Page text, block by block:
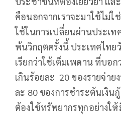
คือนอกจากเราจะมาใช้ไม่ใ
ใช้ในการเปลี่ยนผ่านประเ
พ้นวิกฤตครั้งนี้ ประเทศไทย
เรียกว่าใช้เต็มเพดาน ที่บอก
เกินร้อยละ 20 ของรายจ่า
ละ 80 ของการชำระต้นเงิน
ต้องใช้ทรัพยากรทุกอย่างใ